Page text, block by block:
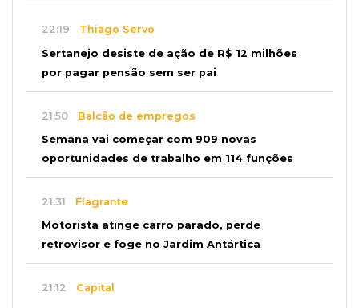
22:19 Thiago Servo
Sertanejo desiste de ação de R$ 12 milhões
por pagar pensão sem ser pai
21:50 Balcão de empregos
Semana vai começar com 909 novas
oportunidades de trabalho em 114 funções
21:31 Flagrante
Motorista atinge carro parado, perde
retrovisor e foge no Jardim Antártica
21:12 Capital